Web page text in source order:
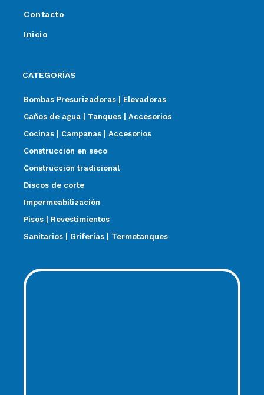
Contacto
Inicio
CATEGORÍAS
Bombas Presurizadoras | Elevadoras
Caños de agua | Tanques | Accesorios
Cocinas | Campanas | Accesorios
Construcción en seco
Construcción tradicional
Discos de corte
Impermeabilización
Pisos | Revestimientos
Sanitarios | Griferías | Termotanques